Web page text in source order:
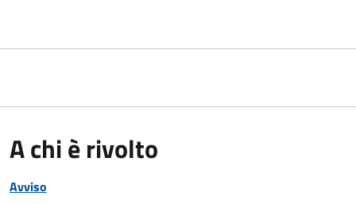
A chi è rivolto
Avviso